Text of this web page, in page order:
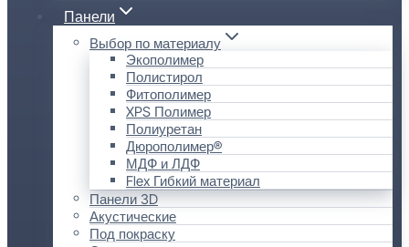
Панели
Выбор по материалу
Экополимер
Полистирол
Фитополимер
XPS Полимер
Полиуретан
Дюрополимер®
МДФ и ЛДФ
Flex Гибкий материал
Панели 3D
Акустические
Под покраску